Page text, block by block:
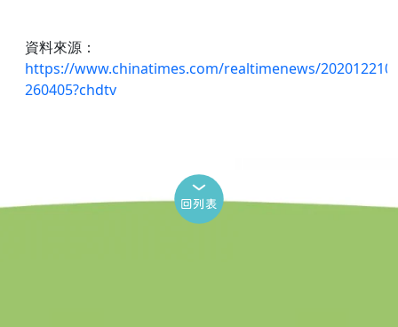
資料來源：
https://www.chinatimes.com/realtimenews/
260405?chdtv